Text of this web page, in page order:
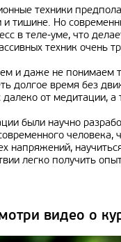
техники
и тишине. Но
в теле-уме, что
техник очень
и даже не понимаем
долгое время без
далеко от медитации, а
были научно
человека,
напряжений,
легко получить
видео о